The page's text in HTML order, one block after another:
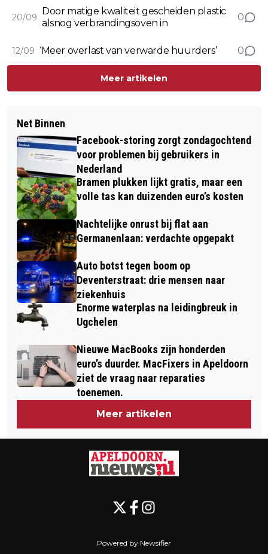
20/09
Door matige kwaliteit gescheiden plastic
alsnog verbrandingsoven in
0
12/09 ‘Meer overlast van verwarde huurders’ 0
Meer artikelen
Net Binnen
Facebook-storing zorgt zondagochtend
voor problemen bij gebruikers in
Nederland
Bramen plukken lijkt gratis, maar een
volle tas kan duizenden euro’s kosten
Nachtelijke onrust bij flat aan
Germanenlaan: verdachte opgepakt
Auto botst tegen boom op
Deventerstraat: drie mensen naar
ziekenhuis
Enorme waterplas na leidingbreuk in
Ugchelen
Nieuwe MacBooks zijn honderden
euro’s duurder. MacFixers in Apeldoorn
ziet de vraag naar reparaties
toenemen.
Meer artikelen
Powered by Newsifier